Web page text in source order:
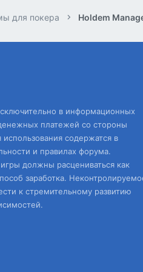
для покера Holdem
в информационных
платежей со стороны
использования содержатся в
и правилах форума.
должны расцениваться как
заработка.
к стремительному развитию